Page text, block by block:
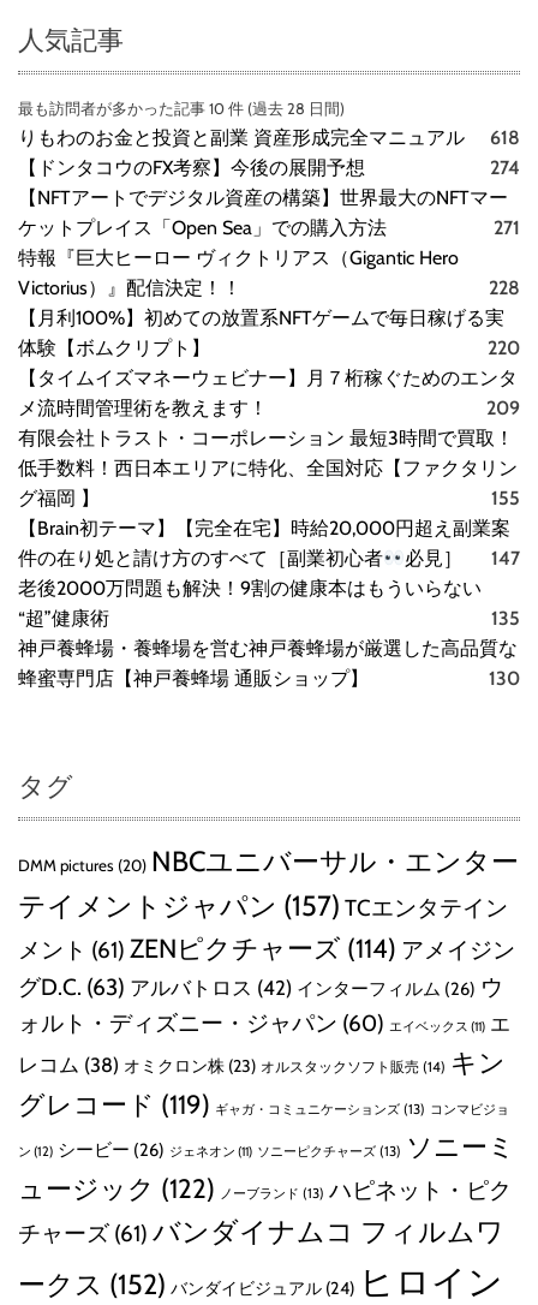
人気記事
最も訪問者が多かった記事 10 件 (過去 28 日間)
りもわのお金と投資と副業 資産形成完全マニュアル
618
【ドンタコウのFX考察】今後の展開予想
274
【NFTアートでデジタル資産の構築】世界最大のNFTマー
ケットプレイス「Open Sea」での購入方法
271
特報『巨大ヒーロー ヴィクトリアス（Gigantic Hero
Victorius）』配信決定！！
228
【月利100%】初めての放置系NFTゲームで毎日稼げる実
体験【ボムクリプト】
220
【タイムイズマネーウェビナー】月７桁稼ぐためのエンタ
メ流時間管理術を教えます！
209
有限会社トラスト・コーポレーション 最短3時間で買取！
低手数料！西日本エリアに特化、全国対応【ファクタリン
グ福岡 】
155
【Brain初テーマ】【完全在宅】時給20,000円超え副業案
件の在り処と請け方のすべて［副業初心者
必見］
147
老後2000万問題も解決！9割の健康本はもういらない
“超”健康術
135
神戸養蜂場・養蜂場を営む神戸養蜂場が厳選した高品質な
蜂蜜専門店【神戸養蜂場 通販ショップ】
130
タグ
DMM pictures (20) NBCユニバーサル・エンター
テイメントジャパン (157) TCエンタテイン
メント (61) ZENピクチャーズ (114) アメイジン
グD.C. (63) アルバトロス (42) インターフィルム (26) ウ
ォルト・ディズニー・ジャパン (60) エイベックス (11) エ
レコム (38) オミクロン株 (23) オルスタックソフト販売 (14) キン
グレコード (119) ギャガ・コミュニケーションズ (13) コンマビジョ
ン (12) シービー (26) ジェネオン (11) ソニーピクチャーズ (13) ソニーミ
ュージック (122) ノーブランド (13) ハピネット・ピク
チャーズ (61) バンダイナムコ フィルムワ
ークス (152) バンダイビジュアル (24) ヒロイン